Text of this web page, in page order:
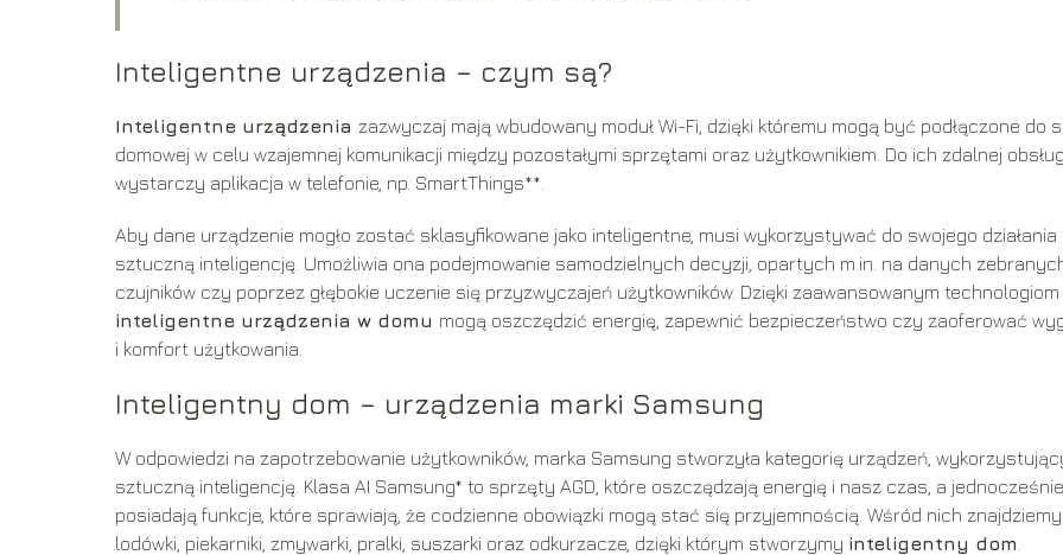
Inteligentne urządzenia – czym są?
Inteligentne urządzenia zazwyczaj mają wbudowany moduł Wi-Fi, dzięki któremu mogą być podłączone do
domowej w celu wzajemnej komunikacji między pozostałymi sprzętami oraz użytkownikiem. Do ich zdalnej
wystarczy aplikacja w telefonie, np. SmartThings**.
Aby dane urządzenie mogło zostać sklasyfikowane jako inteligentne, musi wykorzystywać do swojego działania
sztuczną inteligencję. Umożliwia ona podejmowanie samodzielnych decyzji, opartych m.in. na danych
czujników czy poprzez głębokie uczenie się przyzwyczajeń użytkowników. Dzięki zaawansowanym technologiom
inteligentne urządzenia w domu mogą oszczędzić energię, zapewnić bezpieczeństwo czy zaoferować
i komfort użytkowania.
Inteligentny dom – urządzenia marki Samsung
W odpowiedzi na zapotrzebowanie użytkowników, marka Samsung stworzyła kategorię urządzeń,
sztuczną inteligencję. Klasa AI Samsung* to sprzęty AGD, które oszczędzają energię i nasz czas, a jednocześnie
posiadają funkcje, które sprawiają, że codzienne obowiązki mogą stać się przyjemnością. Wśród nich znajdziemy
lodówki, piekarniki, zmywarki, pralki, suszarki oraz odkurzacze, dzięki którym stworzymy inteligentny dom